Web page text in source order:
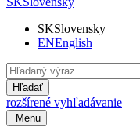
SKSlovensky
ENEnglish
Hľadať
rozšírené vyhľadávanie
Menu